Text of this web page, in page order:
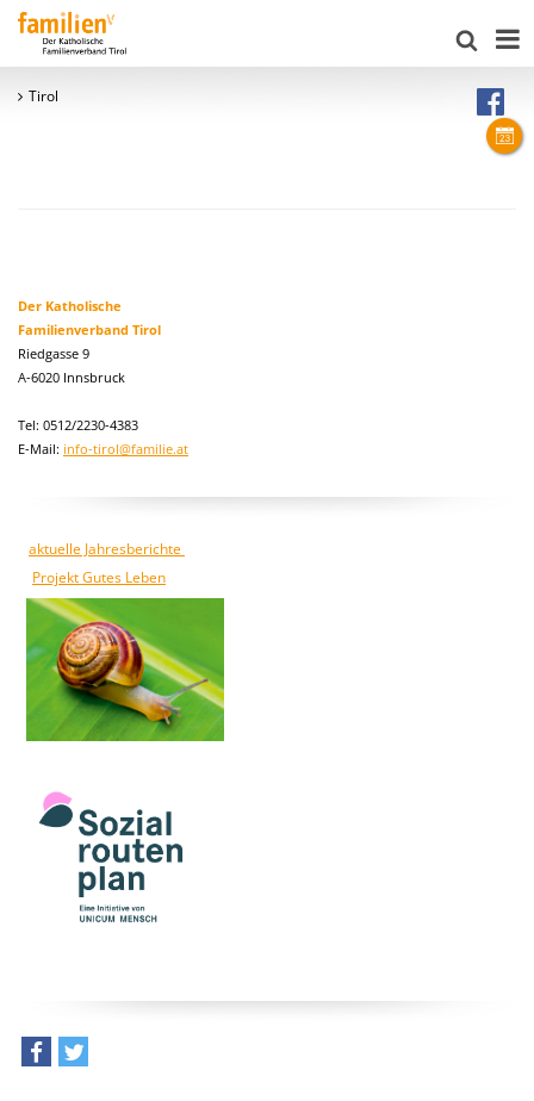
Tirol
Der Katholische
Familienverband Tirol
Riedgasse 9
A-6020 Innsbruck
Tel: 0512/2230-4383
E-Mail: info-tirol@familie.at
aktuelle Jahresberichte
Projekt Gutes Leben